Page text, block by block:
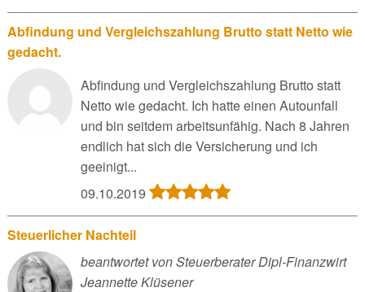
Abfindung und Vergleichszahlung Brutto statt Netto wie
gedacht.
Abfindung und Vergleichszahlung Brutto statt
Netto wie gedacht. Ich hatte einen Autounfall
und bin seitdem arbeitsunfähig. Nach 8 Jahren
endlich hat sich die Versicherung und ich
geeinigt...
09.10.2019
Steuerlicher Nachteil
beantwortet von Steuerberater Dipl-Finanzwirt
Jeannette Klüsener